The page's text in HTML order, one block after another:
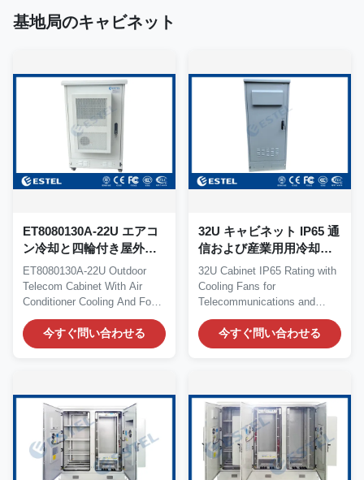
基地局のキャビネット
ET8080130A-22U エアコ
ン冷却と四輪付き屋外通
信キャビネット
ET8080130A-22U Outdoor
Telecom Cabinet With Air
Conditioner Cooling And Four
Wheels...
今すぐ問い合わせる
32U キャビネット IP65 通
信および産業用用冷却フ
ァン
32U Cabinet IP65 Rating with
Cooling Fans for
Telecommunications and
Industrial Applications The...
今すぐ問い合わせる